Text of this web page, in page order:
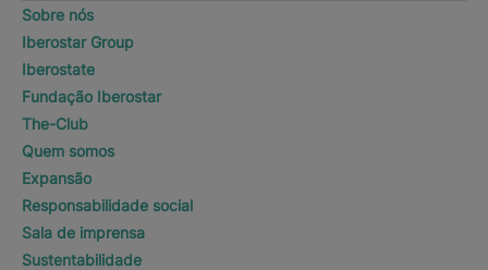
Sobre nós
Iberostar Group
Iberostate
Fundação Iberostar
The-Club
Quem somos
Expansão
Responsabilidade social
Sala de imprensa
Sustentabilidade